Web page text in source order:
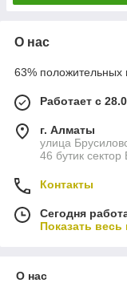
О нас
63% положительных
Работает с
г. Алматы
улица
46 бутик
Контакты
Сегодня
Показать
О нас